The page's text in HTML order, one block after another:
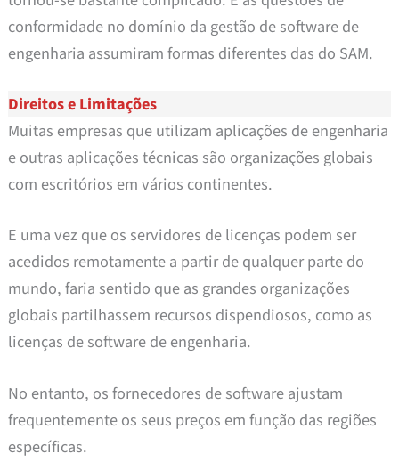
conformidade no domínio da gestão de software de
engenharia assumiram formas diferentes das do SAM.
Direitos e Limitações
Muitas empresas que utilizam aplicações de engenharia
e outras aplicações técnicas são organizações globais
com escritórios em vários continentes.
E uma vez que os servidores de licenças podem ser
acedidos remotamente a partir de qualquer parte do
mundo, faria sentido que as grandes organizações
globais partilhassem recursos dispendiosos, como as
licenças de software de engenharia.
No entanto, os fornecedores de software ajustam
frequentemente os seus preços em função das regiões
específicas.